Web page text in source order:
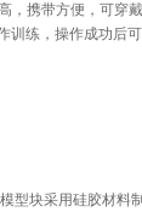
，携带方便，可穿
训练，操作成功后
型块采用硅胶材料